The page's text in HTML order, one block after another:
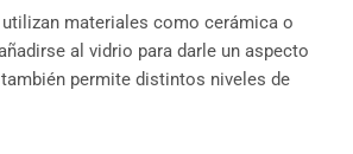
materiales como cerámica o
al vidrio para darle un aspecto
permite distintos niveles de